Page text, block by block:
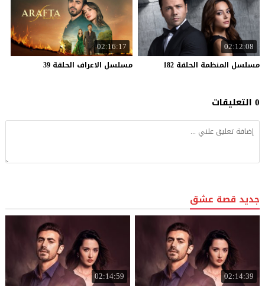
02:12:08
مسلسل المنظمة الحلقة 182
02:16:17
مسلسل الاعراف الحلقة 39
0 التعليقات
جديد قصة عشق
02:14:39
02:14:59